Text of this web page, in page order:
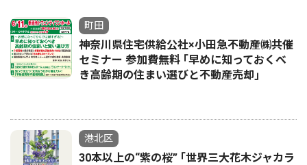
町田
神奈川県住宅供給公社×小田急不動産㈱共催
セミナー 参加費無料 ｢早めに知っておくべ
き高齢期の住まい選びと不動産売却｣
港北区
30本以上の“紫の桜” ｢世界三大花木ジャカラ